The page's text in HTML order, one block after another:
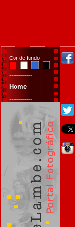
Cor de fundo
------------
Home
------------